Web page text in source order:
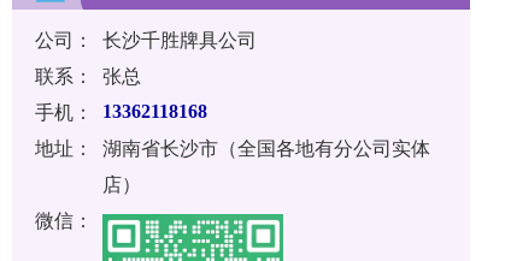
公司：
长沙千胜牌具公司
联系：
张总
手机：
13362118168
地址：
湖南省长沙市（全国各地有分公司实体
店）
微信：